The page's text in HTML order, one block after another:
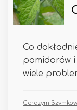
Co
pomidorów
wiele
Gerazym